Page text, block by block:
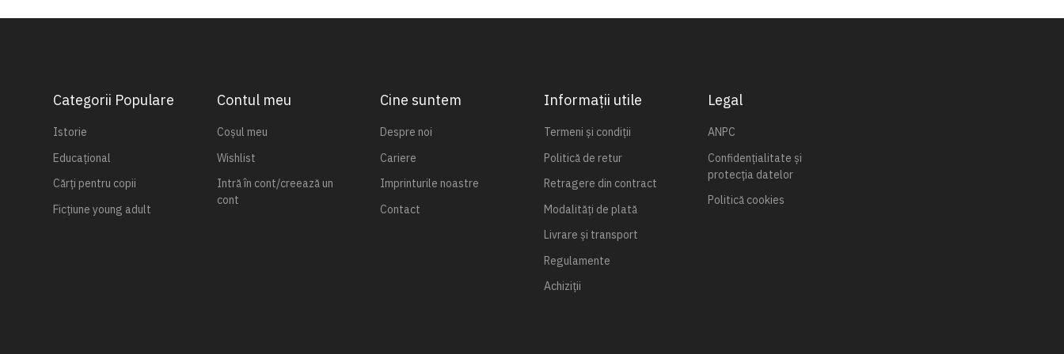
Categorii Populare
Istorie
Educațional
Cărți pentru copii
Ficțiune young adult
Contul meu
Coșul meu
Wishlist
Intră în cont/creează un
cont
Cine suntem
Despre noi
Cariere
Imprinturile noastre
Contact
Informații utile
Termeni și condiții
Politică de retur
Retragere din contract
Modalități de plată
Livrare și transport
Regulamente
Achiziții
Legal
ANPC
Confidențialitate și
protecția datelor
Politică cookies